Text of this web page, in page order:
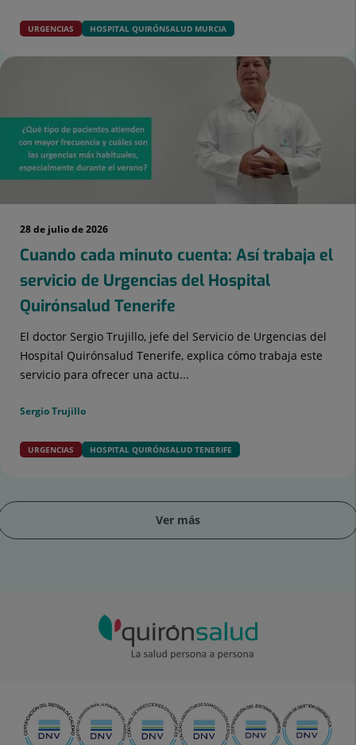
URGENCIAS HOSPITAL QUIRÓNSALUD MURCIA
28 de julio de 2026
Cuando cada minuto cuenta: Así trabaja el
servicio de Urgencias del Hospital
Quirónsalud Tenerife
El doctor Sergio Trujillo, jefe del Servicio de Urgencias del
Hospital Quirónsalud Tenerife, explica cómo trabaja este
servicio para ofrecer una actu...
Sergio Trujillo
URGENCIAS HOSPITAL QUIRÓNSALUD TENERIFE
Ver más